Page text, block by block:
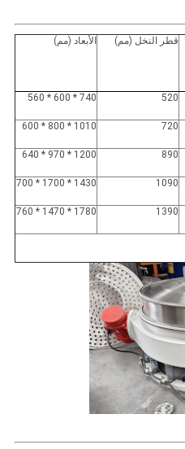
قطر النخل (مم) الأبعاد (مم)
520
740 * 600 * 560
720
1010 * 800 * 600
890
1200 * 970 * 640
1090
1430 * 1700 * 700
1390
1780 * 1470 * 760